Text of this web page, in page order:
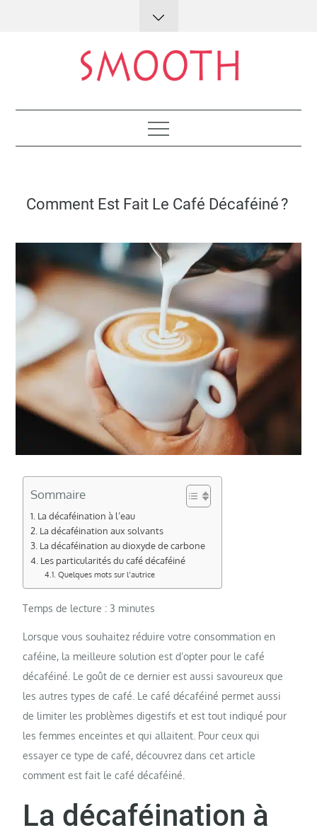
on
Comment Est Fait Le Café Décaféiné ?
Sommaire
La décaféination à l’eau
La décaféination aux solvants
La décaféination au dioxyde de carbone
Les particularités du café décaféiné
Quelques mots sur l’autrice
Temps de lecture : 3 minutes
Lorsque vous souhaitez réduire votre consommation en
caféine, la meilleure solution est d’opter pour le café
décaféiné. Le goût de ce dernier est aussi savoureux que
les autres types de café. Le café décaféiné permet aussi
de limiter les problèmes digestifs et est tout indiqué pour
les femmes enceintes et qui allaitent. Pour ceux qui
essayer ce type de café, découvrez dans cet article
comment est fait le café décaféiné.
La décaféination à